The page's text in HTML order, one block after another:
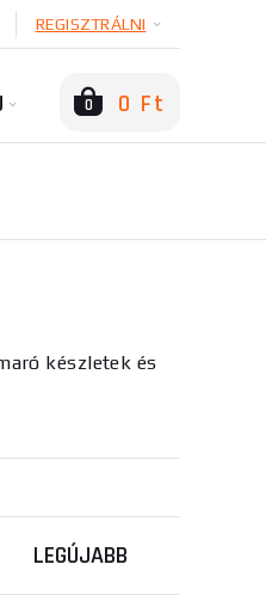
REGISZTRÁLNI
0 0 Ft
készletek és
LEGÚJABB